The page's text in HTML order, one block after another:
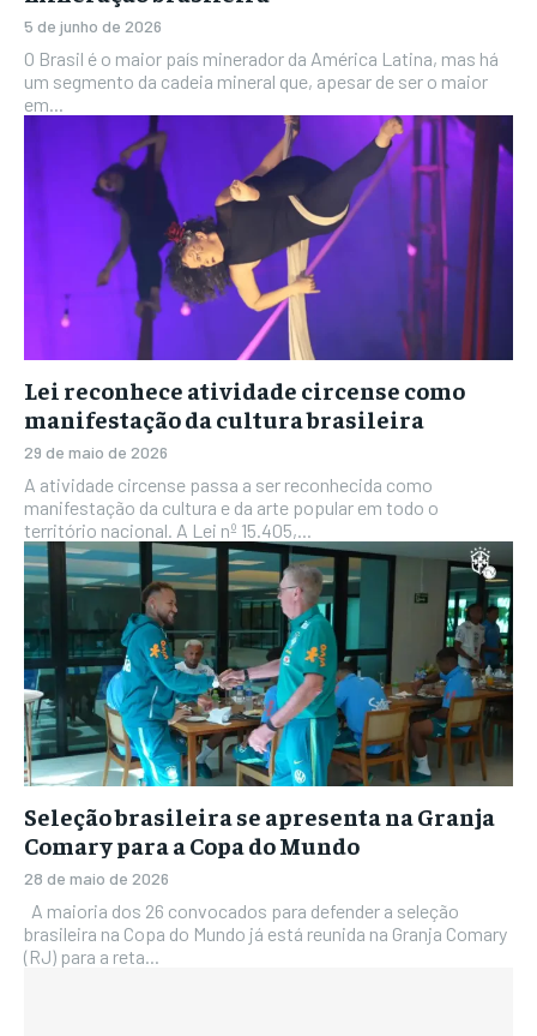
5 de junho de 2026
O Brasil é o maior país minerador da América Latina, mas há
um segmento da cadeia mineral que, apesar de ser o maior
em...
Lei reconhece atividade circense como
manifestação da cultura brasileira
29 de maio de 2026
A atividade circense passa a ser reconhecida como
manifestação da cultura e da arte popular em todo o
território nacional. A Lei nº 15.405,...
Seleção brasileira se apresenta na Granja
Comary para a Copa do Mundo
28 de maio de 2026
brasileira na Copa do Mundo já está reunida na Granja Comary
(RJ) para a reta...